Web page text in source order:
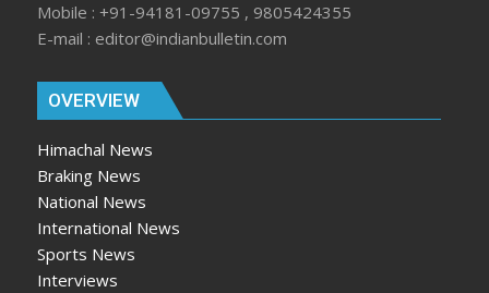
Mobile : +91-94181-09755 , 9805424355
E-mail : editor@indianbulletin.com
OVERVIEW
Himachal News
Braking News
National News
International News
Sports News
Interviews